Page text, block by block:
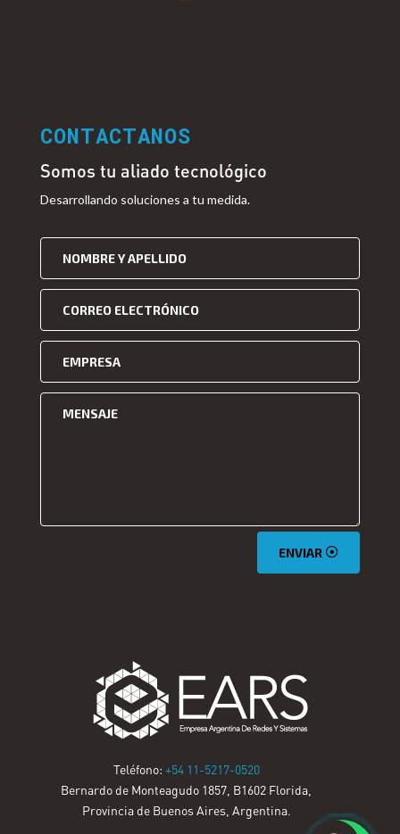
CONTACTANOS
Somos tu aliado tecnológico
Desarrollando soluciones a tu medida.
ENVIAR
Teléfono: +54 11-5217-0520
Bernardo de Monteagudo 1857, B1602 Florida,
Provincia de Buenos Aires, Argentina.